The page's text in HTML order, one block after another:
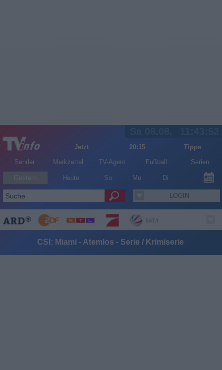
Jetzt 20:15
Tipps
Sender
Merkzettel TV-Agent Fußball Serien
Heute So Mo Di
LOGIN
CSI: Miami - Atemlos - Serie / Krimiserie